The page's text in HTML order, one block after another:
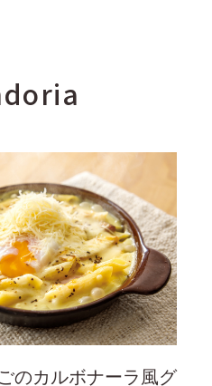
のカルボナーラ風グ